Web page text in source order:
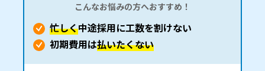
こんなお悩みの方へおすすめ！
忙しく中途採用に工数を割けない
初期費用は払いたくない